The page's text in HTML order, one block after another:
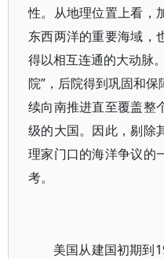
性。从地理位置上看，
东西两洋的重要海域，
得以相互连通的大动脉
院”，后院得到巩固和
续向南推进直至覆盖整
级的大国。因此，剔除
理家门口的海洋争议的
考。
美国从建国初期到